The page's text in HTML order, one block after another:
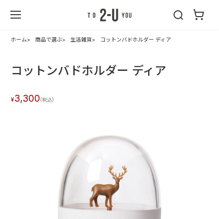
ホーム 商品で選ぶ 生活雑貨 コットンバドホルダー ディア
コットンバドホルダー ディア
3,300